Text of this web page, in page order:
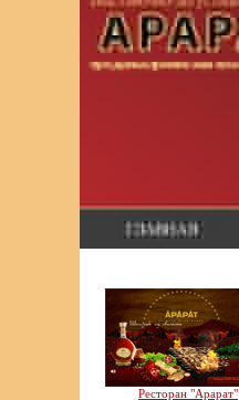
Ресторан "Арарат"